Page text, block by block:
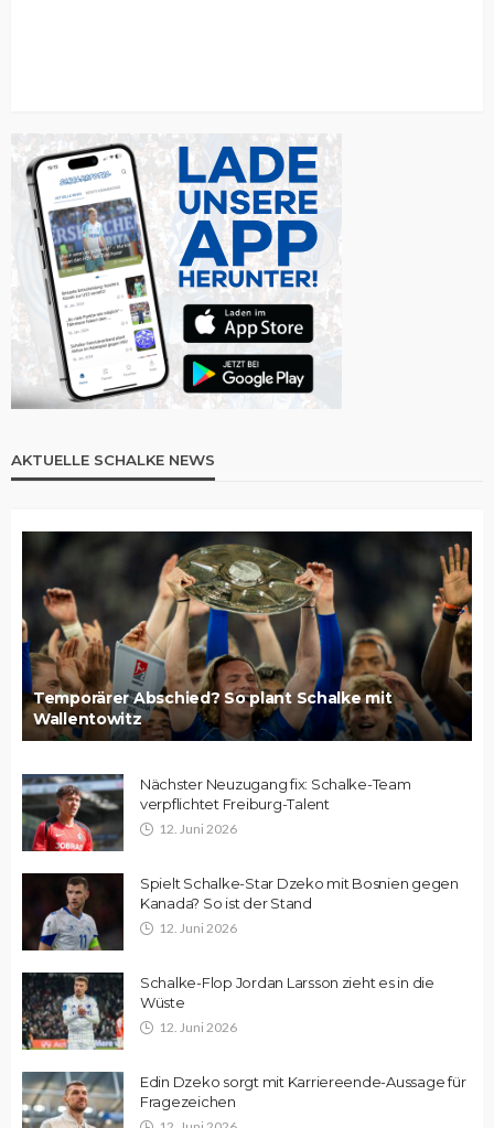
AKTUELLE SCHALKE NEWS
Temporärer Abschied? So plant Schalke mit
Wallentowitz
Nächster Neuzugang fix: Schalke-Team
verpflichtet Freiburg-Talent
12. Juni 2026
Spielt Schalke-Star Dzeko mit Bosnien gegen
Kanada? So ist der Stand
12. Juni 2026
Schalke-Flop Jordan Larsson zieht es in die
Wüste
12. Juni 2026
Edin Dzeko sorgt mit Karriereende-Aussage für
Fragezeichen